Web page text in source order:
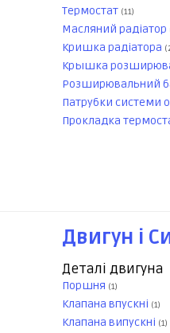
Термостат (11)
Масляний радіатор
Кришка радіатора
Крышка
Розширювальний
Патрубки системи
Прокладка
Двигун і
Деталі двигуна
Поршня (1)
Клапана впускні (1)
Клапана випускні (1)